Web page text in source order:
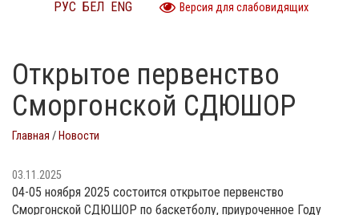
РУС БЕЛ ENG Версия для слабовидящих
Открытое первенство
Сморгонской СДЮШОР
Главная / Новости
03.11.2025
04-05 ноября 2025 состоится открытое первенство
Сморгонской СДЮШОР по баскетболу, приуроченное Году